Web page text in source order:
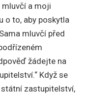
a moji
o to, aby poskytla
mluvčí před
žádejte na
Když se
zastupitelství,